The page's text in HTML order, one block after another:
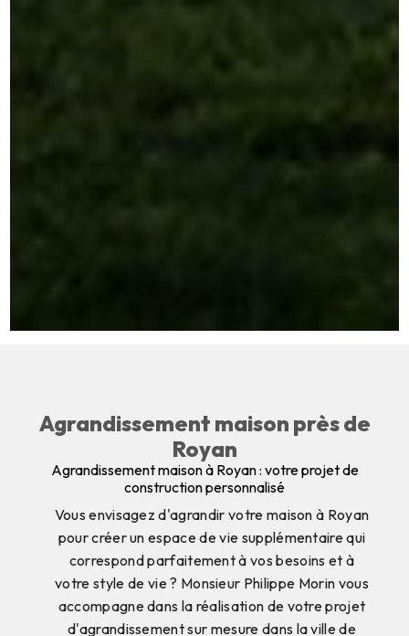
Agrandissement maison près de
Royan
Agrandissement maison à Royan : votre projet de
construction personnalisé
Vous envisagez d'agrandir votre maison à Royan
pour créer un espace de vie supplémentaire qui
correspond parfaitement à vos besoins et à
votre style de vie ? Monsieur Philippe Morin vous
accompagne dans la réalisation de votre projet
d'agrandissement sur mesure dans la ville de